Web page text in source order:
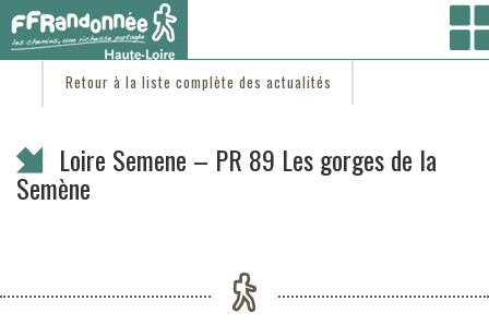
Vous êtes ici :Accueil/C'est d'actu / Loire Semene – PR 89 Les gorges de la Semène
Retour à la liste complète des actualités
Loire Semene – PR 89 Les gorges de la
Semène